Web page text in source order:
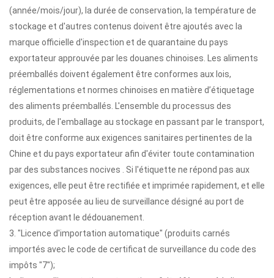
(année/mois/jour), la durée de conservation, la température de
stockage et d'autres contenus doivent être ajoutés avec la
marque officielle d'inspection et de quarantaine du pays
exportateur approuvée par les douanes chinoises. Les aliments
préemballés doivent également être conformes aux lois,
réglementations et normes chinoises en matière d’étiquetage
des aliments préemballés. L'ensemble du processus des
produits, de l'emballage au stockage en passant par le transport,
doit être conforme aux exigences sanitaires pertinentes de la
Chine et du pays exportateur afin d'éviter toute contamination
par des substances nocives . Si l'étiquette ne répond pas aux
exigences, elle peut être rectifiée et imprimée rapidement, et elle
peut être apposée au lieu de surveillance désigné au port de
réception avant le dédouanement.
3. "Licence d'importation automatique" (produits carnés
importés avec le code de certificat de surveillance du code des
impôts "7");